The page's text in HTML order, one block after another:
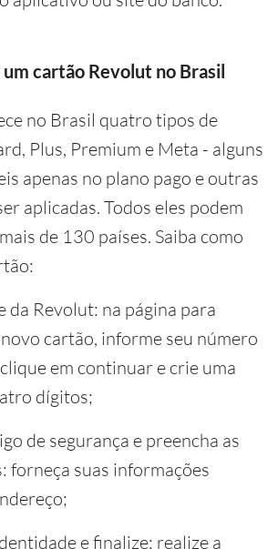
cartão Revolut no Brasil
no Brasil quatro tipos de
Plus, Premium e Meta - alguns
apenas no plano pago e outras
aplicadas. Todos eles podem
de 130 países. Saiba como
da Revolut: na página para
cartão, informe seu número
em continuar e crie uma
dígitos;
de segurança e preencha as
forneça suas informações
e finalize: realize a